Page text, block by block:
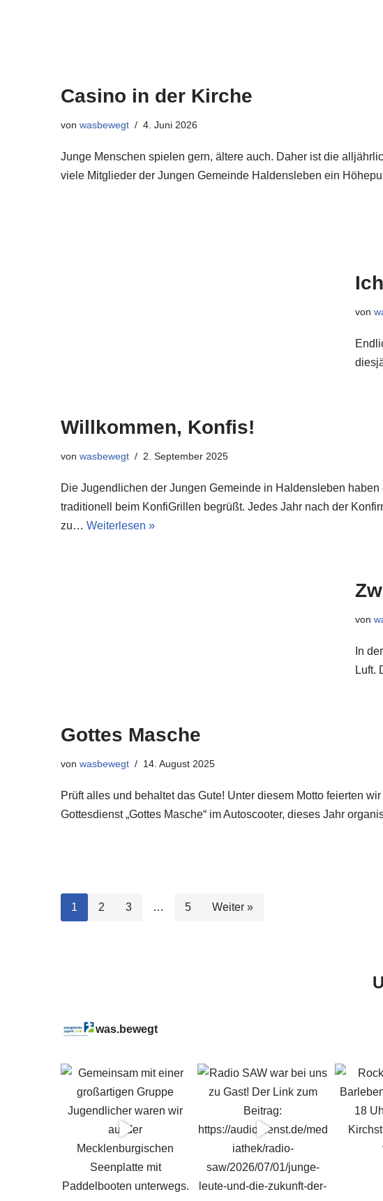
Casino in der Kirche
von wasbewegt 4. Juni 2026
Junge Menschen spielen gern, ältere auch. Daher ist die
viele Mitglieder der Jungen Gemeinde Haldensleben ein
von
Willkommen, Konfis!
von wasbewegt 2. September 2025
Die Jugendlichen der Jungen Gemeinde in Haldensleben
traditionell beim KonfiGrillen begrüßt. Jedes Jahr nach der
zu… Weiterlesen »
von
In
Luft.
Gottes Masche
von wasbewegt 14. August 2025
Prüft alles und behaltet das Gute! Unter diesem Motto feierten
Gottesdienst „Gottes Masche“ im Autoscooter, dieses Jahr
1 2 3 … 5 Weiter »
was.bewegt